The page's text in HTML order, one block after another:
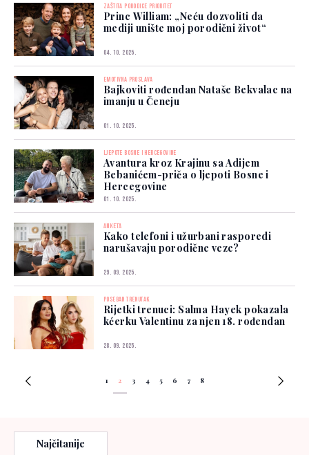
ZAŠTITA PORODICE PRIORITET
Princ William: „Neću dozvoliti da
mediji unište moj porodični život“
04. 10. 2025.
EMOTIVNA PROSLAVA
Bajkoviti rođendan Nataše Bekvalac na
imanju u Čeneju
01. 10. 2025.
LJEPOTE BOSNE I HERCEGOVINE
Avantura kroz Krajinu sa Adijem
Bebanićem-priča o ljepoti Bosne i
Hercegovine
01. 10. 2025.
ANKETA
Kako telefoni i užurbani rasporedi
narušavaju porodične veze?
29. 09. 2025.
POSEBAN TRENUTAK
Rijetki trenuci: Salma Hayek pokazala
kćerku Valentinu za njen 18. rođendan
28. 09. 2025.
1 2 3 4 5 6 7 8
Najčitanije